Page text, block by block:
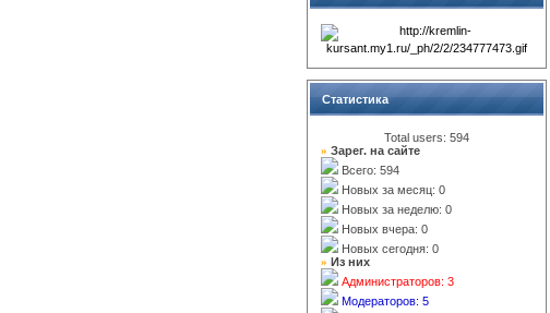
Статистика
Total users: 594
» Зарег. на сайте
Всего: 594
Новых за месяц: 0
Новых за неделю: 0
Новых вчера: 0
Новых сегодня: 0
» Из них
Администраторов: 3
Модераторов: 5